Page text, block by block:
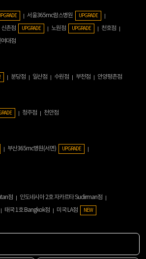
서울365mc람스병원 UPGRADE
신촌점 UPGRADE 노원점 UPGRADE
천호점
대점
분당점 일산점 수원점 부천점 안양평촌점
청주점 천안점
부산365mc병원(서면) UPGRADE
점
인도네시아 2호 자카르타 Sudirman점
태국 1호 Bangkok점 미국 LA점 NEW